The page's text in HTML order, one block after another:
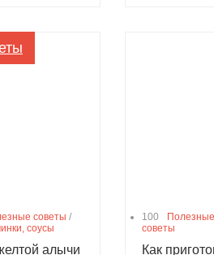
советы /
соусы
алычи
100
советы
Как